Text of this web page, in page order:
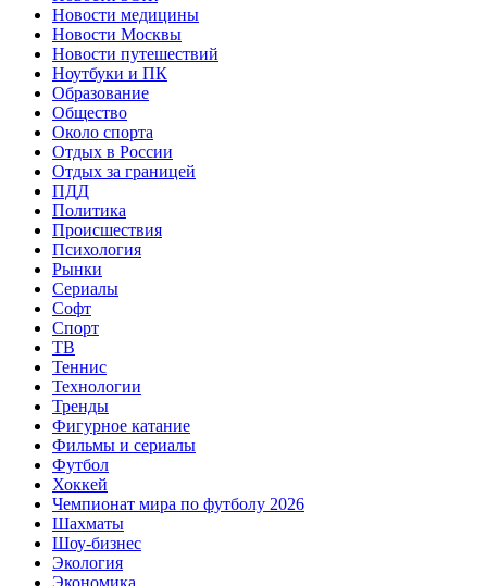
Новости медицины
Новости Москвы
Новости путешествий
Ноутбуки и ПК
Образование
Общество
Около спорта
Отдых в России
Отдых за границей
ПДД
Политика
Происшествия
Психология
Рынки
Сериалы
Софт
Спорт
ТВ
Теннис
Технологии
Тренды
Фигурное катание
Фильмы и сериалы
Футбол
Хоккей
Чемпионат мира по футболу 2026
Шахматы
Шоу-бизнес
Экология
Экономика